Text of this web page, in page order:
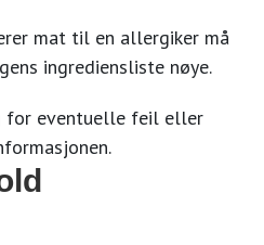
mat til en allergiker må
ingrediensliste nøye.
for eventuelle feil eller